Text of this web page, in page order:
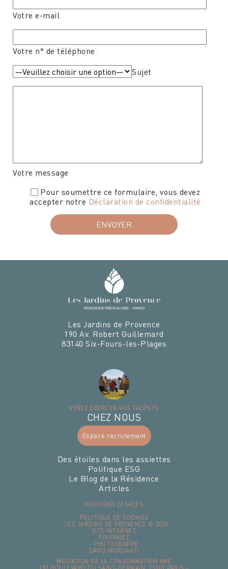
Votre e-mail
Votre n° de téléphone
Sujet
Votre message
Pour soumettre ce formulaire, vous devez
accepter notre Déclaration de confidentialité
Les Jardins de Provence
190 Av. Robert Guillemard
83140 Six-Fours-les-Plages
VENEZ EXERCER VOS TALENTS
CHEZ NOUS
Espace recrutement
Des étoiles dans les assiettes
Politique ESG
Le Blog de la Résidence
Articles
MENTIONS LÉGALES
-
POLITIQUE DE COOKIES
- LES JARDINS DE PROVENCE © 2026
SITE INTERNET
FOURMIZZ
- PHOTOGRAPHE
DAVID MORGANTI
MÉDIATION DE LA CONSOMMATION AME